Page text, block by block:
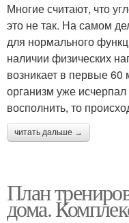
Многие считают, что
это не так. На самом
для нормального
наличии физических
возникает в первые 60
организм уже
восполнить, то
читать дальше →
План
дома.